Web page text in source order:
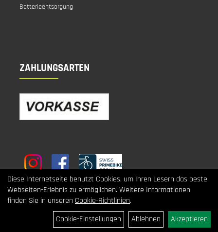
Batterieentsorgung
ZAHLUNGSARTEN
Diese Internetseite benutzt Cookies, um Ihren Lesern das beste
Webseiten-Erlebnis zu ermöglichen. Weitere Informationen
finden Sie in unseren Cookie-Richtlinien.
Cookie-Einstellungen
Ablehnen Akzeptieren